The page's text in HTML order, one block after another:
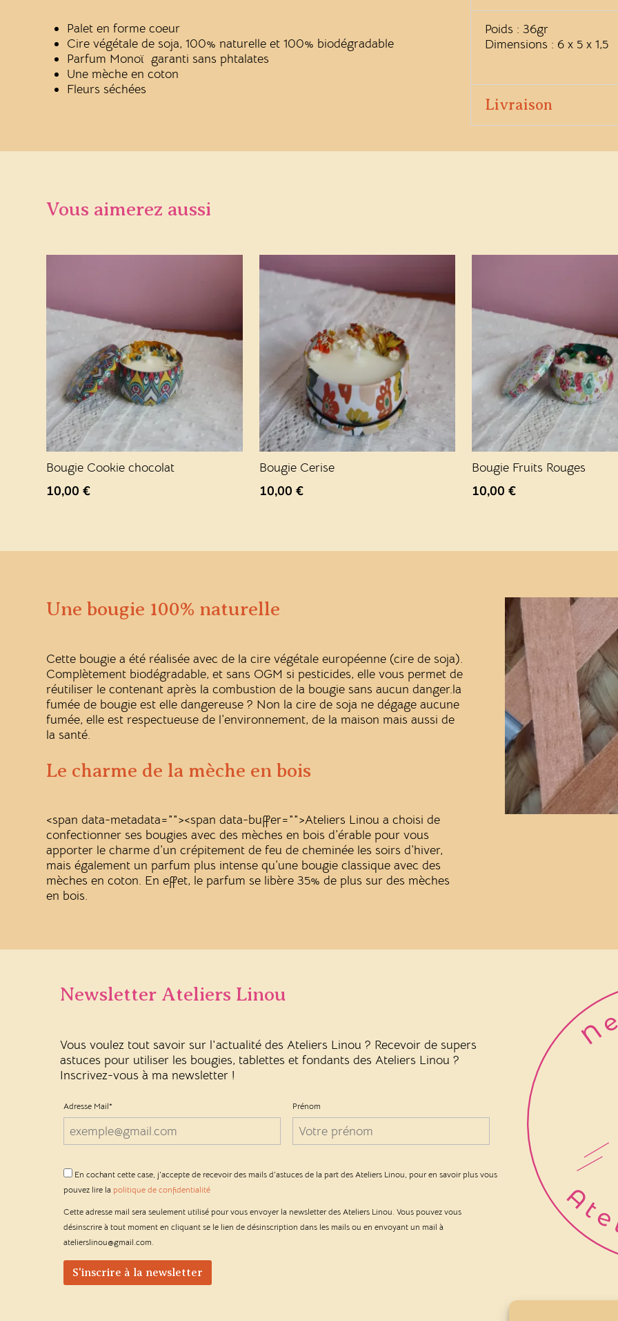
Palet en forme coeur
Cire végétale de soja, 100% naturelle et 100% biodégradable
Parfum Monoï garanti sans phtalates
Une mèche en coton
Fleurs séchées
Poids : 36gr
Dimensions : 6 x 5 x 1,5
Livraison
Vous aimerez aussi
Bougie Cookie chocolat
10,00€
Bougie Cerise
10,00 €
Bougie Fruits Rouges
10,00 €
Une bougie 100% naturelle
Cette bougie a été réalisée avec de la cire végétale européenne (cire de soja).
Complètement biodégradable, et sans OGM si pesticides, elle vous permet de
réutiliser le contenant après la combustion de la bougie sans aucun danger.la
fumée de bougie est elle dangereuse ? Non la cire de soja ne dégage aucune
fumée, elle est respectueuse de l’environnement, de la maison mais aussi de
la santé.
Le charme de la mèche en bois
<span data-metadata=""><span data-buffer="">Ateliers Linou a choisi de
confectionner ses bougies avec des mèches en bois d’érable pour vous
apporter le charme d’un crépitement de feu de cheminée les soirs d’hiver,
mais également un parfum plus intense qu’une bougie classique avec des
mèches en coton. En effet, le parfum se libère 35% de plus sur des mèches
en bois.
Newsletter Ateliers Linou
Vous voulez tout savoir sur l'actualité des Ateliers Linou ? Recevoir de supers
astuces pour utiliser les bougies, tablettes et fondants des Ateliers Linou ?
Inscrivez-vous à ma newsletter !
Adresse Mail* Prénom
En cochant cette case, j'accepte de recevoir des mails d'astuces de la part des Ateliers Linou, pour en savoir plus vous
pouvez lire lapolitique de confidentialité
Cette adresse mail sera seulement utilisé pour vous envoyer la newsletter des Ateliers Linou. Vous pouvez vous
désinscrire à tout moment en cliquant se le lien de désinscription dans les mails ou en envoyant un mail à
atelierslinou@gmail.com.